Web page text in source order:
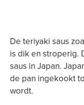
De teriyaki saus
is dik en stroperig.
saus in Japan.
de pan ingekookt
wordt.